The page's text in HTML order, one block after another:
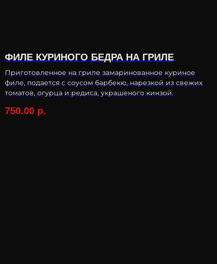
ФИЛЕ КУРИНОГО БЕДРА НА ГРИЛЕ
Приготовленное на гриле замаринованное куриное
филе, подается с соусом барбекю, нарезкой из свежих
томатов, огурца и редиса, украшеного кинзой.
750.00 р.